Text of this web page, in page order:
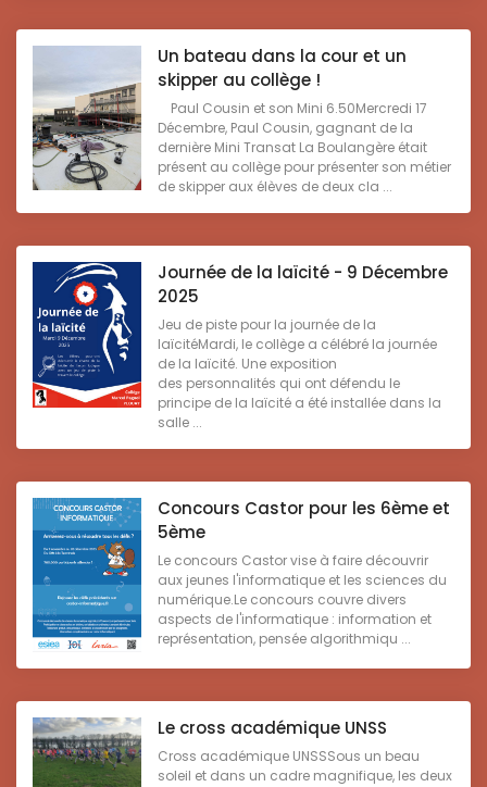
Un bateau dans la cour et un
skipper au collège !
Paul Cousin et son Mini 6.50Mercredi 17
Décembre, Paul Cousin, gagnant de la
dernière Mini Transat La Boulangère était
présent au collège pour présenter son métier
de skipper aux élèves de deux cla ...
Journée de la laïcité - 9 Décembre
2025
Jeu de piste pour la journée de la
laïcitéMardi, le collège a célébré la journée
de la laïcité. Une exposition
des personnalités qui ont défendu le
principe de la laïcité a été installée dans la
salle ...
Concours Castor pour les 6ème et
5ème
Le concours Castor vise à faire découvrir
aux jeunes l'informatique et les sciences du
numérique.Le concours couvre divers
aspects de l'informatique : information et
représentation, pensée algorithmiqu ...
Le cross académique UNSS
Cross académique UNSSSous un beau
soleil et dans un cadre magnifique, les deux